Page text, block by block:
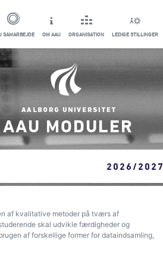
SAMARBEJDE OM AAU ORGANISATION LEDIGE STILLINGER
AAU MODULER
2026/2027
af kvalitative metoder på tværs af
skal udvikle færdigheder og
af forskellige former for dataindsamling,